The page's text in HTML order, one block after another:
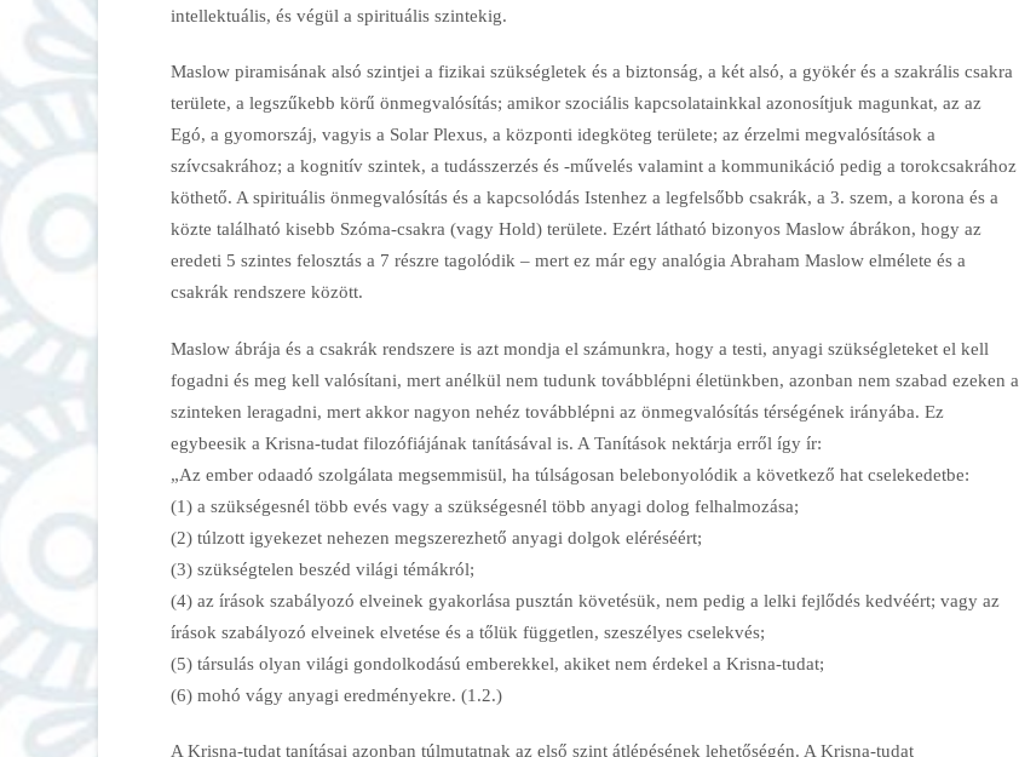
intellektuális, és végül a spirituális szintekig.
Maslow piramisának alsó szintjei a fizikai szükségletek és a biztonság, a két alsó, a gyökér és a szakrális csakra
területe, a legszűkebb körű önmegvalósítás; amikor szociális kapcsolatainkkal azonosítjuk magunkat, az az
Egó, a gyomorszáj, vagyis a Solar Plexus, a központi idegköteg területe; az érzelmi megvalósítások a
szívcsakrához; a kognitív szintek, a tudásszerzés és -művelés valamint a kommunikáció pedig a torokcsakrához
köthető. A spirituális önmegvalósítás és a kapcsolódás Istenhez a legfelsőbb csakrák, a 3. szem, a korona és a
közte található kisebb Szóma-csakra (vagy Hold) területe. Ezért látható bizonyos Maslow ábrákon, hogy az
eredeti 5 szintes felosztás a 7 részre tagolódik – mert ez már egy analógia Abraham Maslow elmélete és a
csakrák rendszere között.
Maslow ábrája és a csakrák rendszere is azt mondja el számunkra, hogy a testi, anyagi szükségleteket el kell
fogadni és meg kell valósítani, mert anélkül nem tudunk továbblépni életünkben, azonban nem szabad ezeken a
szinteken leragadni, mert akkor nagyon nehéz továbblépni az önmegvalósítás térségének irányába. Ez
egybeesik a Krisna-tudat filozófiájának tanításával is. A Tanítások nektárja erről így ír:
„Az ember odaadó szolgálata megsemmisül, ha túlságosan belebonyolódik a következő hat cselekedetbe:
(1) a szükségesnél több evés vagy a szükségesnél több anyagi dolog felhalmozása;
(2) túlzott igyekezet nehezen megszerezhető anyagi dolgok eléréséért;
(3) szükségtelen beszéd világi témákról;
(4) az írások szabályozó elveinek gyakorlása pusztán követésük, nem pedig a lelki fejlődés kedvéért; vagy az
írások szabályozó elveinek elvetése és a tőlük független, szeszélyes cselekvés;
(5) társulás olyan világi gondolkodású emberekkel, akiket nem érdekel a Krisna-tudat;
(6) mohó vágy anyagi eredményekre. (1.2.)
A Krisna-tudat tanításai azonban túlmutatnak az első szint átlépésének lehetőségén. A Krisna-tudat